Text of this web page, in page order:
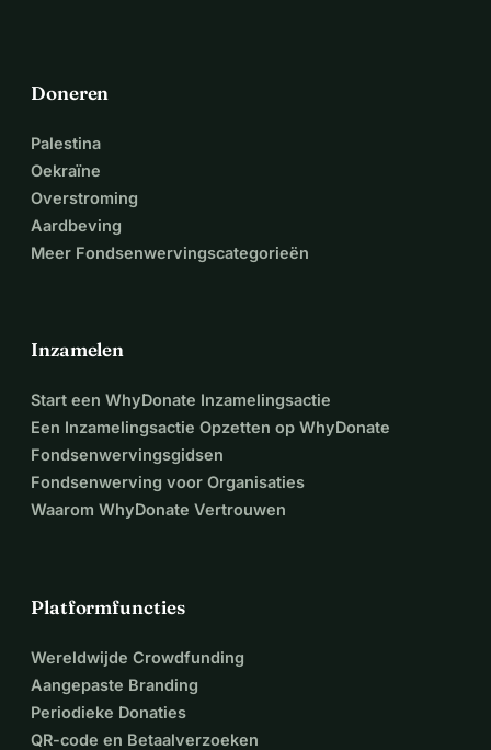
Doneren
Palestina
Oekraïne
Overstroming
Aardbeving
Meer Fondsenwervingscategorieën
Inzamelen
Start een WhyDonate Inzamelingsactie
Een Inzamelingsactie Opzetten op WhyDonate
Fondsenwervingsgidsen
Fondsenwerving voor Organisaties
Waarom WhyDonate Vertrouwen
Platformfuncties
Wereldwijde Crowdfunding
Aangepaste Branding
Periodieke Donaties
QR-code en Betaalverzoeken